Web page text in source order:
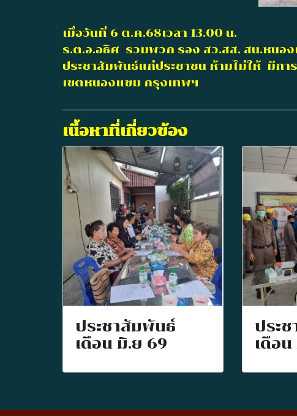
เมื่อวันที่ 6 ต.ค.68เวลา 13.00 น.
ร.ต.อ.อธิศ รวมพวก รอง สว.สส. สน.หนอ
ประชาสัมพันธ์แก่ประชาชน ห้ามไม่ให้ มีก
เขตหนองแขม กรุงเทพฯ
เนื้อหาที่เกี่ยวข้อง
ประชาสัมพันธ์
เดือน มิ.ย 69
ประ
เดือ